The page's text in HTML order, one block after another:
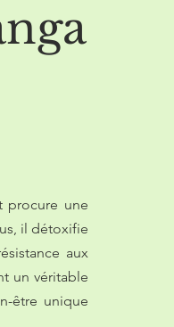
procure une
il détoxifie
aux
un véritable
être unique